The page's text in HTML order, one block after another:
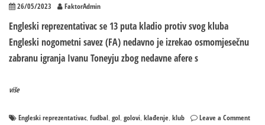
26/05/2023 FaktorAdmin
Engleski reprezentativac se 13 puta kladio protiv svog kluba
Engleski nogometni savez (FA) nedavno je izrekao osmomjesečnu
zabranu igranja Ivanu Toneyju zbog nedavne afere s
više
Engleski reprezentativac fudbal gol golovi klađenje klub Leave a Commenton